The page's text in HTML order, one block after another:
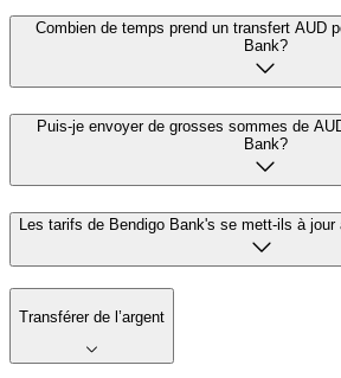
Combien de temps prend un transfert AUD
Bank?
Puis-je envoyer de grosses sommes de
Bank?
Les tarifs de Bendigo Bank's se mett-ils à jour
Transférer de l’argent